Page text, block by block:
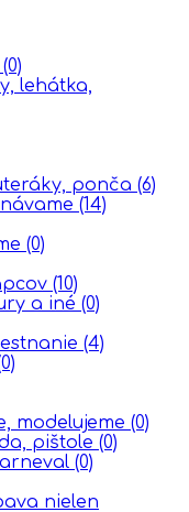
(0)
lehátka,
ponča (6)
(14)
(0)
(10)
a iné (0)
(4)
modelujeme (0)
pištole (0)
(0)
nielen